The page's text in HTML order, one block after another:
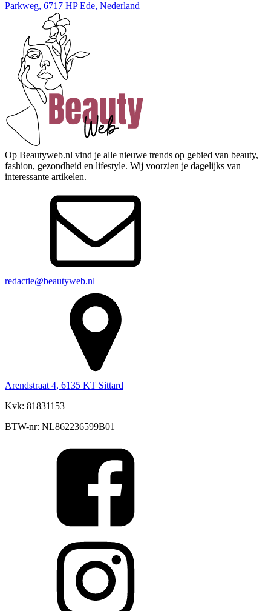
Parkweg, 6717 HP Ede, Nederland
Op Beautyweb.nl vind je alle nieuwe trends op gebied van beauty,
fashion, gezondheid en lifestyle. Wij voorzien je dagelijks van
interessante artikelen.
redactie@beautyweb.nl
Arendstraat 4, 6135 KT Sittard
Kvk: 81831153
BTW-nr: NL862236599B01